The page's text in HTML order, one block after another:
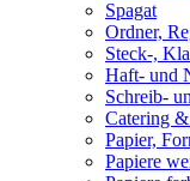
Spagat
Ordner,
Steck-,
Haft- und
Schreib-
Catering
Papier,
Papiere